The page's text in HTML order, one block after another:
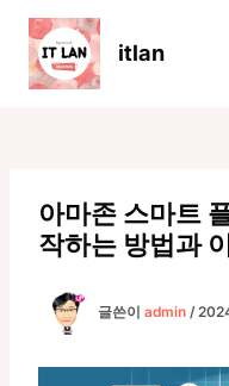
itlan
아마존 스마트
작하는 방법과
글쓴이 admin /